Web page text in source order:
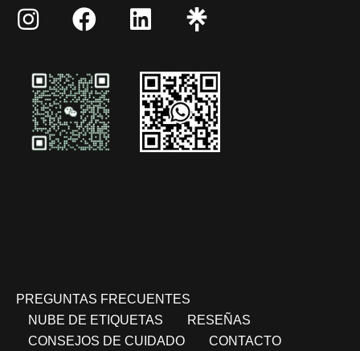
PREGUNTAS FRECUENTES
NUBE DE ETIQUETAS
RESEÑAS
CONSEJOS DE CUIDADO
CONTACTO